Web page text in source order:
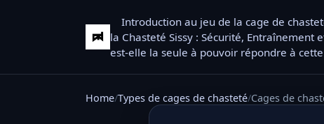
Introduction au jeu de la cage de
la Chasteté Sissy : Sécurité, Entraînement
est-elle la seule à pouvoir répondre à
Home Types de cages de chasteté Cages de